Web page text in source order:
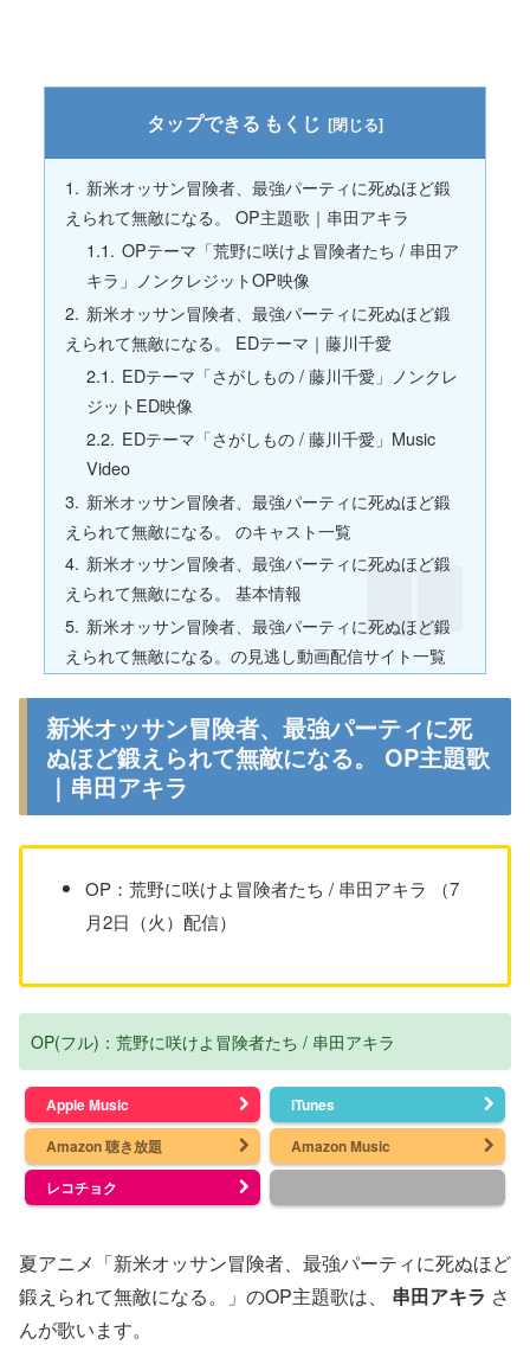
もくじ
新米オッサン冒険者、最強パーティに死ぬほど鍛
えられて無敵になる。 OP主題歌｜串田アキラ
OPテーマ「荒野に咲けよ冒険者たち / 串田ア
キラ」ノンクレジットOP映像
新米オッサン冒険者、最強パーティに死ぬほど鍛
えられて無敵になる。 EDテーマ｜藤川千愛
EDテーマ「さがしもの / 藤川千愛」ノンクレ
ジットED映像
EDテーマ「さがしもの / 藤川千愛」Music
Video
新米オッサン冒険者、最強パーティに死ぬほど鍛
えられて無敵になる。 のキャスト一覧
新米オッサン冒険者、最強パーティに死ぬほど鍛
えられて無敵になる。 基本情報
新米オッサン冒険者、最強パーティに死ぬほど鍛
えられて無敵になる。の見逃し動画配信サイト一覧
新米オッサン冒険者、最強パーティに死
ぬほど鍛えられて無敵になる。 OP主題歌
｜串田アキラ
OP：荒野に咲けよ冒険者たち / 串田アキラ （7
月2日（火）配信）
OP(フル)：荒野に咲けよ冒険者たち / 串田アキラ
Apple Music
iTunes
Amazon 聴き放題
Amazon Music
レコチョク
夏アニメ「新米オッサン冒険者、最強パーティに死ぬほど
鍛えられて無敵になる。」のOP主題歌は、 串田アキラ さ
んが歌います。